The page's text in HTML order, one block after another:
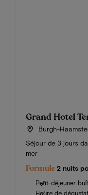
Grand Hotel
Burgh-
Séjour de 3 jours
mer
Formule 2 nuits
Petit-déjeuner
Heure de